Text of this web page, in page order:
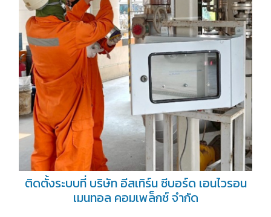
ติดตั้งระบบที่ บริษัท อีสเทิร์น ซีบอร์ด เอนไวรอน
เมนทอล คอมเพล็กซ์ จำกัด